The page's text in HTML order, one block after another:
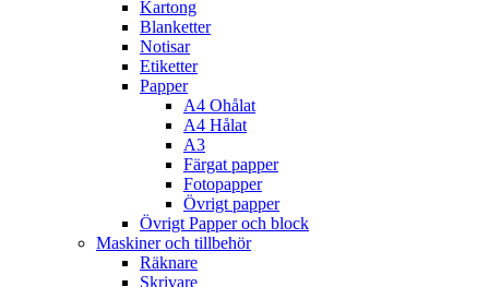
Kartong
Blanketter
Notisar
Etiketter
Papper
A4 Ohålat
A4 Hålat
A3
Färgat papper
Fotopapper
Övrigt papper
Övrigt Papper och block
Maskiner och tillbehör
Räknare
Skrivare